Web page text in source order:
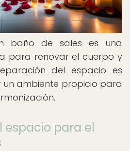
baño de sales es una
para renovar el cuerpo y
del espacio es
ambiente propicio para
espacio para el